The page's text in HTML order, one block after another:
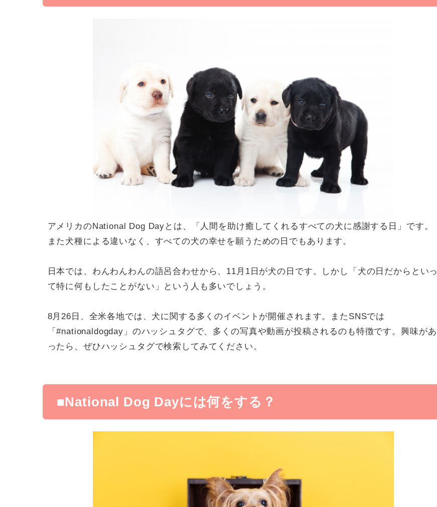
アメリカのNational Dog Dayとは、「人間を助け癒してくれるすべての犬に感謝する日」です。
また犬種による違いなく、すべての犬の幸せを願うための日でもあります。
日本では、わんわんわんの語呂合わせから、11月1日が犬の日です。しかし「犬の日だからといっ
て特に何もしたことがない」という人も多いでしょう。
8月26日、全米各地では、犬に関する多くのイベントが開催されます。またSNSでは
「#nationaldogday」のハッシュタグで、多くの写真や動画が投稿されるのも特徴です。興味があ
ったら、ぜひハッシュタグで検索してみてください。
■National Dog Dayには何をする？